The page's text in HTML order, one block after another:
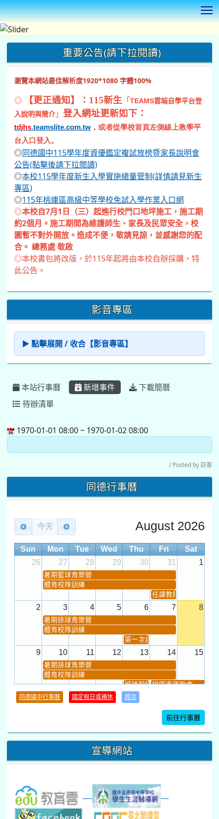
重要公告(請下拉閱讀)
瀏覽本網站最佳解析度1920*1080 字體100%
◎ 【更正通知】：115新生 「 TEAMS雲端自學平台登
入說明與簡介」 登入網址更新如下：
tdjhs.teamslite.com.tw ，或者從學校首頁左側線上教學平
台入口登入。
◎同德國中115學年度資優鑑定複試放榜暨家長說明會
公告(點擊後請下拉閱讀)
◎本校115學年度新生入學實施總量管制(詳情請見新生
專區)
◎115年桃連區高級中等學校免試入學作業入口網
◎本校自7月1日（三）起進行校門口地坪施工，施工期
約2個月。施工期間為維護師生、家長及民眾安全，校
園暫不對外開放。造成不便，敬請見諒，並感謝您的配
合。 總務處 敬啟
◎本校書包將改版，於115年起將由本校自辦採購，特
此公告。
影音專區
▶ 點擊展開 / 收合【影音專區】
本站行事曆 新增事件
下載簡曆
待辦清單
1970-01-01 08:00 ~ 1970-01-02 08:00
/ Posted by 訪客
同德行事曆
今天 August 2026
Sun Mon Tue Wed Thu Fri
Sat
26
27 28 29 30 31 1
暑期籃球育樂營
體育校隊訓練
任課教師抽籤
2 3 4 5 6 7 8
暑期排球育樂營
體育校隊訓練
第一次課發會 (12:30~)
9 10 11 12 13 14 15
暑期排球育樂營
體育校隊訓練
城鎮韌性(防空)演習
桃園市運動會
暑期體育育樂營結束
21 22
桃園市運動會
數感實驗夏令營(整天)
新生智力測驗補測(...
下午-新進教師研習
教師備課會議
新生訓練(整天)新生訓練(~12:00)
下午-校務會議14:00-
八九年級返校8-9
同德國中行事曆 國定假日或補休 週次
前往行事曆
宣導網站